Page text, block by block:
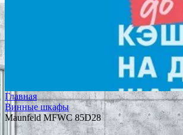
Главная
Винные шкафы
Maunfeld MFWC 85D28